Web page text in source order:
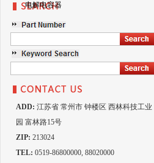
电解电容器
ADD: 江苏省 常州市 钟楼区 西林科技工业
园 富林路15号
ZIP: 213024
TEL: 0519-86800000, 88020000